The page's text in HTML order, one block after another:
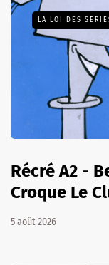
LA LOI DES
Récré A2 -
Croque Le
5 août 2026